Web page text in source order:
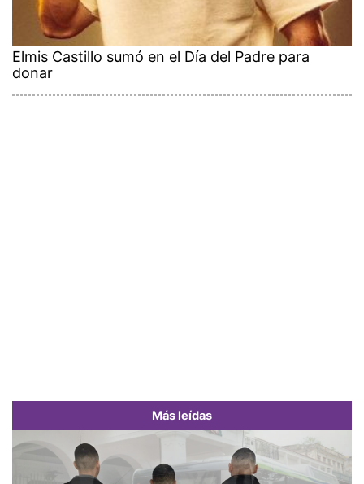
Elmis Castillo sumó en el Día del Padre para
donar
Más leídas